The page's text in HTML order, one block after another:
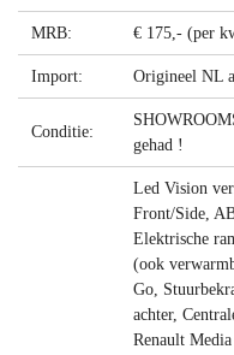
MRB: € 175,- (per
Import: Origineel NL
Conditie:
gehad !
Led Vision
Front/Side,
Elektrische
(ook
Go,
achter,
Renault